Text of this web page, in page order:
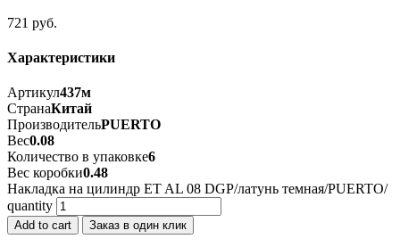
721 руб.
Характеристики
Артикул437м
СтранаКитай
ПроизводительPUERTO
Вес0.08
Количество в упаковке6
Вес коробки0.48
Накладка на цилиндр ET AL 08 DGP/латунь темная/PUERTO/
quantity
Add to cart Заказ в один клик